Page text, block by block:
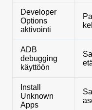
Developer
Options
aktivointi
ADB
debugging
käyttöön
Install
Unknown
Apps